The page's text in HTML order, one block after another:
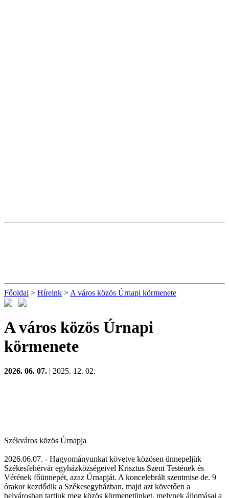
Főoldal > Híreink > A város közös Úrnapi körmenete
A város közös Úrnapi
körmenete
2026. 06. 07. | 2025. 12. 02.
Székváros közös Úrnapja
2026.06.07. - Hagyományunkat követve közösen ünnepeljük
Székesfehérvár egyházközségeivel Krisztus Szent Testének és
Vérének főünnepét, azaz Úrnapját. A koncelebrált szentmise de. 9
órakor kezdődik a Székesegyházban, majd azt követően a
belvárosban tartjuk meg közös körmenetünket, melynek állomásai a